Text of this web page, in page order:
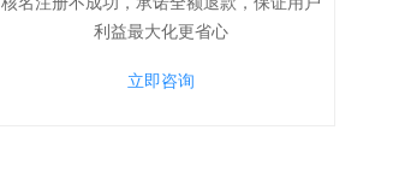
利益最大化更省心
立即咨询